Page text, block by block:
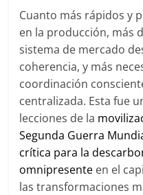
Cuanto más rápidos y
en la producción, más
sistema de mercado
coherencia, y más
coordinación
centralizada. Esta fue
lecciones de la
Segunda Guerra
crítica para la
omnipresente en el
las transformaciones